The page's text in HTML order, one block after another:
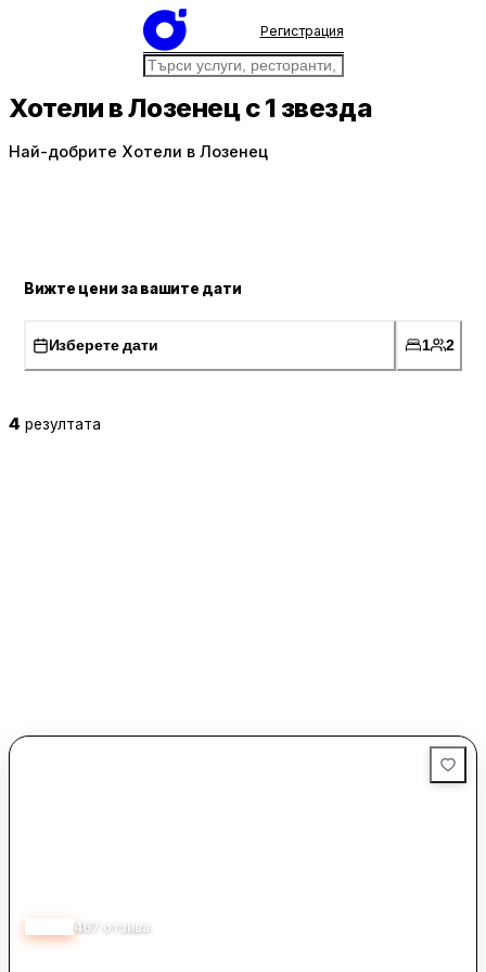
Регистрация
Хотели в Лозенец с 1 звезда
Най-добрите Хотели в Лозенец
Вижте цени за вашите дати
Изберете дати 1 2
4 резултата
467 отзива